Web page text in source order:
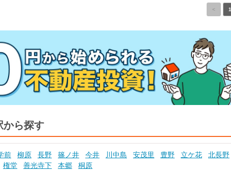
< 1
から探す
前 柳原 長野 篠ノ井 今井 川中島 安茂里 豊野 立ケ花
北長野
権堂 善光寺下 本郷 桐原